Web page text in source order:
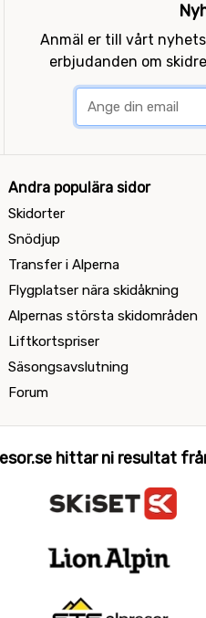
Anmäl er till vårt
erbjudanden om
Andra populära sidor
Skidorter
Snödjup
Transfer i Alperna
Flygplatser nära skidåkning
Alpernas största skidområden
Liftkortspriser
Säsongsavslutning
Forum
hittar ni resultat